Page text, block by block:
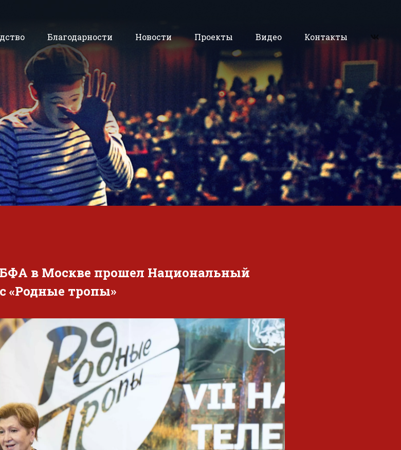
Благодарности Новости Проекты Видео Контакты
в Москве прошел Национальный
«Родные тропы»